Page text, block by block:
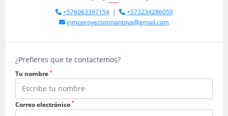
+576063397154|
+573234286059
inmoproyectosmontoya@gmail.com
¿Prefieres que te contactemos?
Tu nombre *
Correo electrónico *